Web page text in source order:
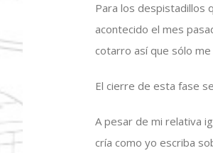
Para los despistadillos
acontecido el mes
cotarro así que sólo
El cierre de esta fase
A pesar de mi relativa
cría como yo escriba